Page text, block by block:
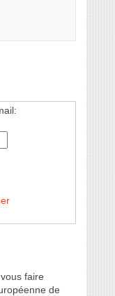
faire
de